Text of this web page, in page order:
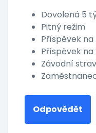
Dovolená 5
Pitný režim
Příspěvek
Příspěvek
Závodní
Odpovědět